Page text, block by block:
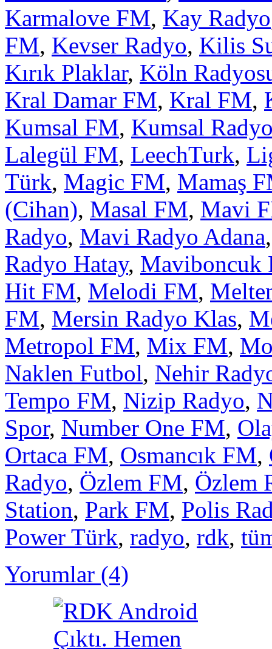
Karmalove FM, Kay Radyo
FM, Kevser Radyo, Kilis
Kırık Plaklar, Köln
Kral Damar FM, Kral FM,
Kumsal FM, Kumsal
Lalegül FM, LeechTurk,
Türk, Magic FM, Mamaş
(Cihan), Masal FM, Mavi
Radyo, Mavi Radyo Adana
Radyo Hatay, Maviboncuk
Hit FM, Melodi FM,
FM, Mersin Radyo Klas,
Metropol FM, Mix FM,
Naklen Futbol, Nehir
Tempo FM, Nizip Radyo,
Spor, Number One FM,
Ortaca FM, Osmancık FM,
Radyo, Özlem FM, Özlem
Station, Park FM, Polis
Power Türk, radyo, rdk,
Yorumlar (4)